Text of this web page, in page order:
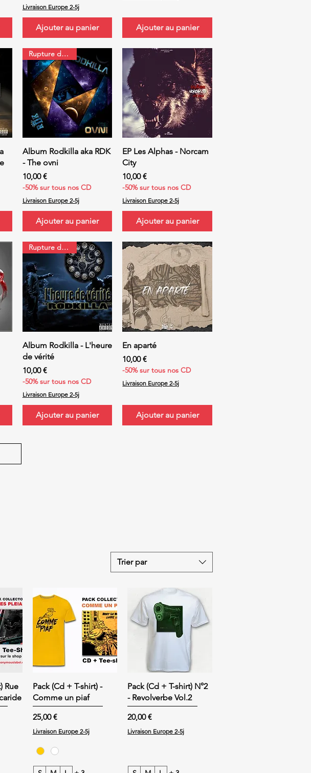
Livraison Europe 2-5j
Ajouter au panier Ajouter au panier
Aperçu rapide
Rupture de stock
Album Rodkilla aka RDK
- The ovni
Prix
10,00 €
-50% sur tous nos CD
Livraison Europe 2-5j
Ajouter au panier
Aperçu rapide
EP Les Alphas - Norcam
City
Prix
10,00 €
-50% sur tous nos CD
Livraison Europe 2-5j
Ajouter au panier
Aperçu rapide
Rupture de stock
Album Rodkilla - L'heure
de vérité
Prix
10,00 €
-50% sur tous nos CD
Livraison Europe 2-5j
Ajouter au panier
Aperçu rapide
En aparté
Prix
10,00 €
-50% sur tous nos CD
Livraison Europe 2-5j
Ajouter au panier
Trier par
Rue
Pack (Cd + T-shirt) -
Comme un piaf
Prix
25,00 €
Livraison Europe 2-5j
Pack (Cd + T-shirt) N°2
- Revolverbe Vol.2
Prix
20,00 €
Livraison Europe 2-5j